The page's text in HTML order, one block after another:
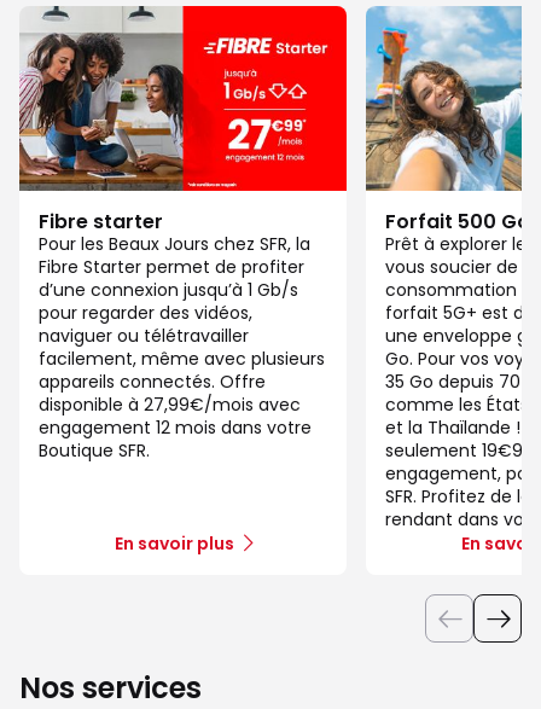
Fibre starter
Pour les Beaux Jours chez SFR, la
Fibre Starter permet de profiter
d’une connexion jusqu’à 1 Gb/s
pour regarder des vidéos,
naviguer ou télétravailler
facilement, même avec plusieurs
appareils connectés. Offre
disponible à 27,99€/mois avec
engagement 12 mois dans votre
Boutique SFR.
En savoir plus
Forfait 500 Go
Prêt à explorer le
vous soucier de
consommation
forfait 5G+ est
une enveloppe
Go. Pour vos
35 Go depuis 70
comme les États-
et la Thaïlande !
seulement
engagement,
SFR. Profitez de
rendant dans
En
Nos services